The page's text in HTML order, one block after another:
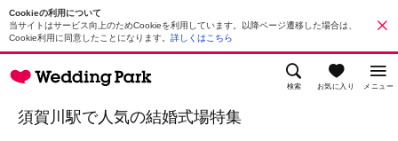
Cookieの利用について
当サイトはサービス向上のためCookieを利用しています。以降ページ遷移した場合は、
Cookie利用に同意したことになります。 詳しくはこちら
検索 お気に入り メニュー
須賀川駅で人気の結婚式場特集